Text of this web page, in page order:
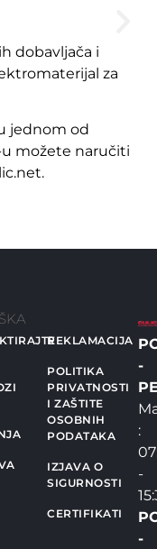
dobavljača i
za
jednom od
u možete naručiti
REKLAMACIJA
POLITIKA
PRIVATNOSTI
I ZAŠTITE
OSOBNIH
PODATAKA
IZJAVA O
SIGURNOSTI
CERTIFIKATI
-
:
-
-